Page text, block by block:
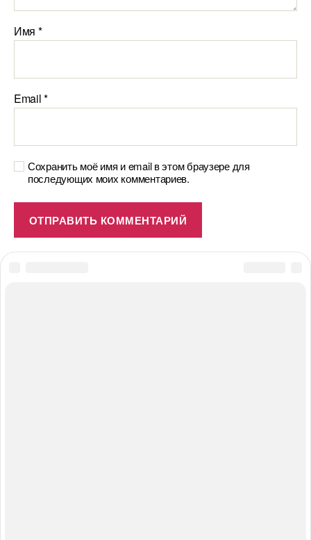
Имя *
Email*
Сохранить моё имя и email в этом браузере для
последующих моих комментариев.